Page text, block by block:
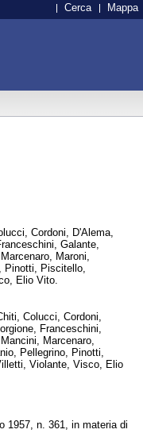
Cerca Mappa
Cordoni, D'Alema,
Galante,
Maroni,
Pinotti, Piscitello,
Elio Vito.
Colucci, Cordoni,
Franceschini,
Marcenaro,
Pellegrino, Pinotti,
Violante, Visco, Elio
1957, n. 361, in materia di